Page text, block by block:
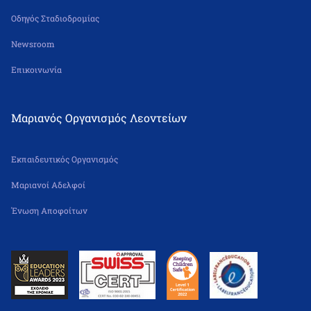
Οδηγός Σταδιοδρομίας
Newsroom
Επικοινωνία
Μαριανός Οργανισμός Λεοντείων
Εκπαιδευτικός Οργανισμός
Μαριανοί Αδελφοί
Ένωση Αποφοίτων